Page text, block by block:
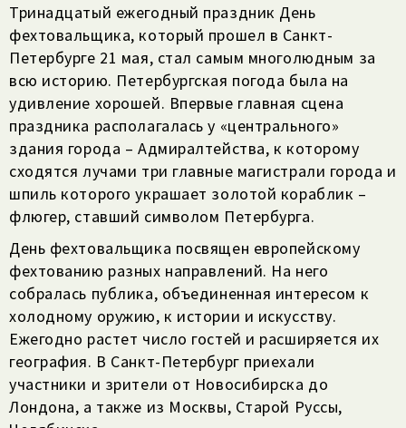
Тринадцатый ежегодный праздник День
фехтовальщика, который прошел в Санкт-
Петербурге 21 мая, стал самым многолюдным за
всю историю. Петербургская погода была на
удивление хорошей. Впервые главная сцена
праздника располагалась у «центрального»
здания города – Адмиралтейства, к которому
сходятся лучами три главные магистрали города и
шпиль которого украшает золотой кораблик –
флюгер, ставший символом Петербурга.
День фехтовальщика посвящен европейскому
фехтованию разных направлений. На него
собралась публика, объединенная интересом к
холодному оружию, к истории и искусству.
Ежегодно растет число гостей и расширяется их
география. В Санкт-Петербург приехали
участники и зрители от Новосибирска до
Лондона, а также из Москвы, Старой Руссы,